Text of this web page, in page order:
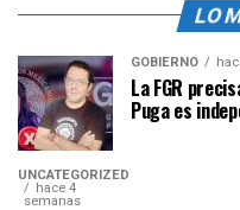
LO
GOBIERNO
La FGR
Puga es
UNCATEGORIZED
hace 4
semanas